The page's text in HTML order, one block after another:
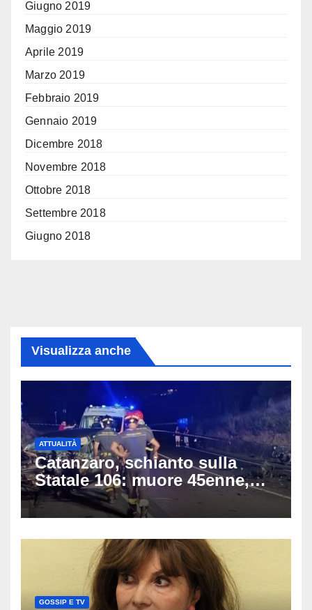
Giugno 2019
Maggio 2019
Aprile 2019
Marzo 2019
Febbraio 2019
Gennaio 2019
Dicembre 2018
Novembre 2018
Ottobre 2018
Settembre 2018
Giugno 2018
Visualizza anche
ATTUALITÀ
Catanzaro, schianto sulla
Statale 106: muore 45enne,
coinvolti un’auto, un suv e
una moto
GOSSIP E TV